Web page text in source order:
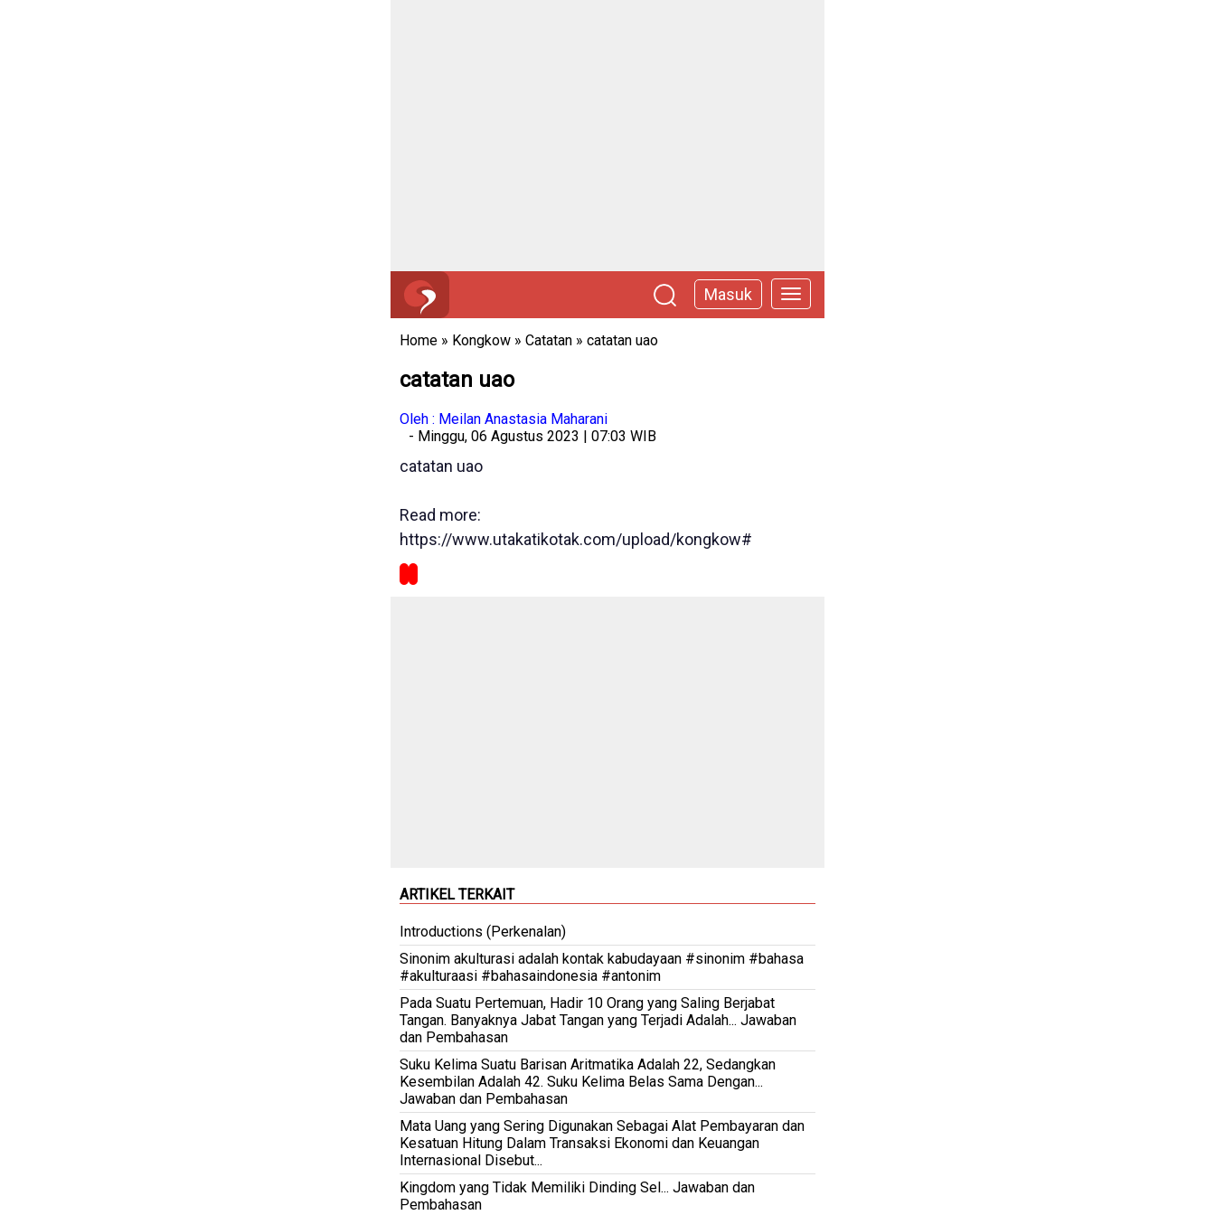
Masuk
Home » Kongkow » Catatan » catatan uao
catatan uao
Oleh : Meilan Anastasia Maharani
- Minggu, 06 Agustus 2023 | 07:03 WIB
catatan uao
Read more:
https://www.utakatikotak.com/upload/kongkow#
ARTIKEL TERKAIT
Introductions (Perkenalan)
Sinonim akulturasi adalah kontak kabudayaan #sinonim #bahasa
#akulturaasi #bahasaindonesia #antonim
Pada Suatu Pertemuan, Hadir 10 Orang yang Saling Berjabat
Tangan. Banyaknya Jabat Tangan yang Terjadi Adalah... Jawaban
dan Pembahasan
Suku Kelima Suatu Barisan Aritmatika Adalah 22, Sedangkan
Kesembilan Adalah 42. Suku Kelima Belas Sama Dengan...
Jawaban dan Pembahasan
Mata Uang yang Sering Digunakan Sebagai Alat Pembayaran dan
Kesatuan Hitung Dalam Transaksi Ekonomi dan Keuangan
Internasional Disebut...
Kingdom yang Tidak Memiliki Dinding Sel... Jawaban dan
Pembahasan